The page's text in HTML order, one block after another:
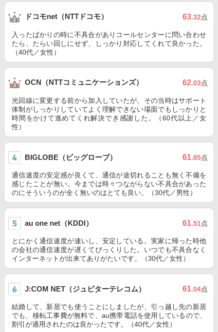
ドコモnet（NTTドコモ） 63.32点
入ったばかりの時に不具合がありコールセンターに問い合わせ
たら、たらい回しにせず、しっかり対応してくれて良かった。
（40代／女性）
OCN（NTTコミュニケーションズ） 62.03点
光回線に変更する前から加入していたが、その当時はサポート
体制がしっかりしていてよく理解できない場面でもしっかりと
時間をかけて進めてくれ解決でき感謝した。（60代以上／女
性）
BIGLOBE（ビッグローブ） 61.85点
通信速度の安定感が良くて、通信が途切れることも無く不備を
感じたことが無い。今までは時々つながらない不具合があった
のにそういうのが全く無いのはとても良い。（30代／男性）
au one net（KDDI） 61.51点
とにかく通信速度が速いし、安定している。実家に帰った時他
の会社の通信速度が遅くてびっくりした。いつでも不具合なく
インターネットが出来てありがたいです。（30代／女性）
J:COM NET（ジュピターテレコム） 61.04点
結婚して、新居でも使うことにしましたが、引っ越し先の新居
でも、移転工事費が無料で、au携帯電話を使用しているので、
割引が適用されたのは良かったです。（40代／女性）